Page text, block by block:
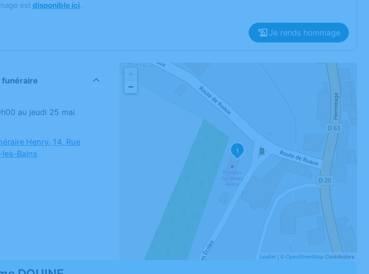
est disponible ici.
Je rends hommage
funéraire
Henry, 14, Rue
Bains
1
−
Leaflet | ©OpenStreetMapContributors